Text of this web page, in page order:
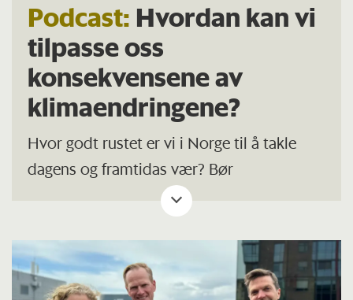
Podcast: Hvordan kan vi
tilpasse oss
konsekvensene av
klimaendringene?
Hvor godt rustet er vi i Norge til å takle
dagens og framtidas vær? Bør
koordineringsansvaret for klimatilpasning
bli lagt til én myndighet og ikke åtte
departementene som i dag?
Gjester i denne episoden av podcasten